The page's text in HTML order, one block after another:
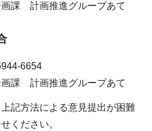
画課 計画推進グループあて
6654
画課 計画推進グループあて
記方法による意見提出が困難
ください。